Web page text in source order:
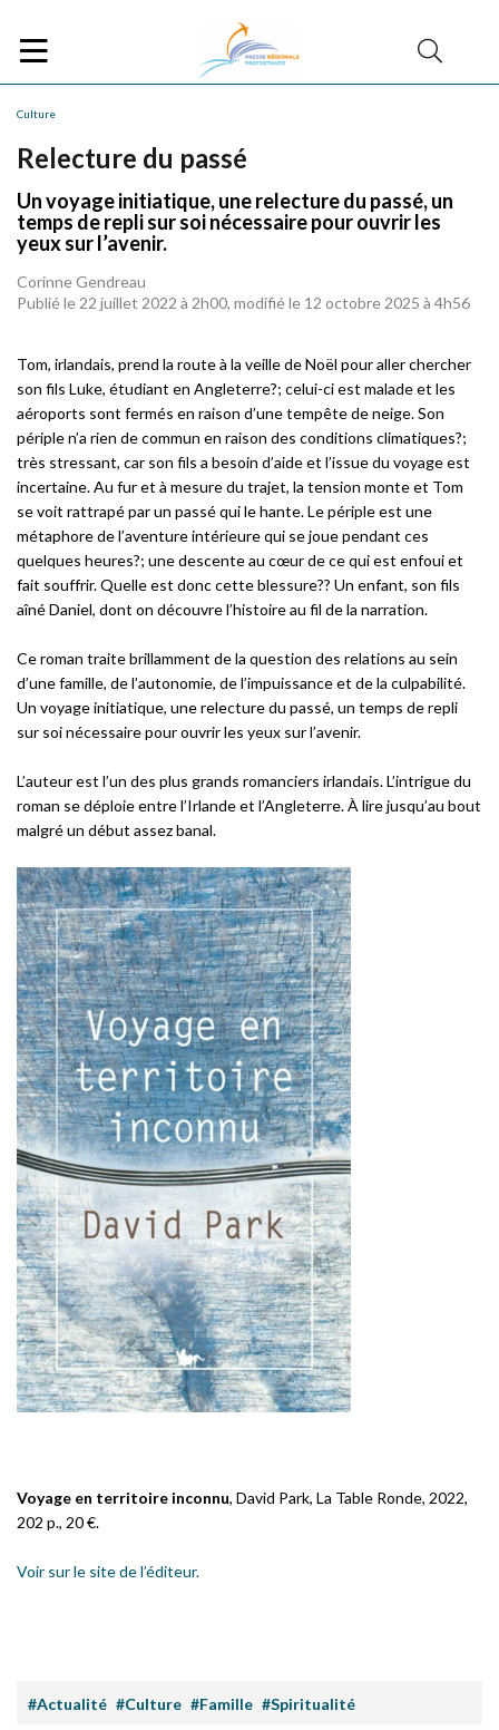
Culture
Relecture du passé
Un voyage initiatique, une relecture du passé, un
temps de repli sur soi nécessaire pour ouvrir les
yeux sur l’avenir.
Corinne Gendreau
Publié le 22 juillet 2022 à 2h00, modifié le 12 octobre 2025 à 4h56
Tom, irlandais, prend la route à la veille de Noël pour aller chercher
son fils Luke, étudiant en Angleterre?; celui-ci est malade et les
aéroports sont fermés en raison d’une tempête de neige. Son
périple n’a rien de commun en raison des conditions climatiques?;
très stressant, car son fils a besoin d’aide et l’issue du voyage est
incertaine. Au fur et à mesure du trajet, la tension monte et Tom
se voit rattrapé par un passé qui le hante. Le périple est une
métaphore de l’aventure intérieure qui se joue pendant ces
quelques heures?; une descente au cœur de ce qui est enfoui et
fait souffrir. Quelle est donc cette blessure?? Un enfant, son fils
aîné Daniel, dont on découvre l’histoire au fil de la narration.
Ce roman traite brillamment de la question des relations au sein
d’une famille, de l’autonomie, de l’impuissance et de la culpabilité.
Un voyage initiatique, une relecture du passé, un temps de repli
sur soi nécessaire pour ouvrir les yeux sur l’avenir.
L’auteur est l’un des plus grands romanciers irlandais. L’intrigue du
roman se déploie entre l’Irlande et l’Angleterre. À lire jusqu’au bout
malgré un début assez banal.
Voyage en territoire inconnu, David Park, La Table Ronde, 2022,
202 p., 20 €.
Voir sur le site de l’éditeur.
#Actualité #Culture #Famille #Spiritualité